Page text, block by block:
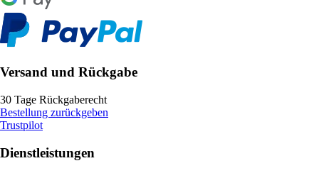
Versand und Rückgabe
30 Tage Rückgaberecht
Bestellung zurückgeben
Trustpilot
Dienstleistungen